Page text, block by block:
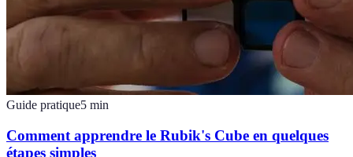
Guide pratique5 min
Comment apprendre le Rubik's Cube en quelques
étapes simples